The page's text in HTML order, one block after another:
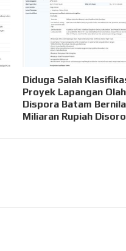
Diduga Salah
Proyek Lapangan
Dispora Batam
Miliaran Rupiah